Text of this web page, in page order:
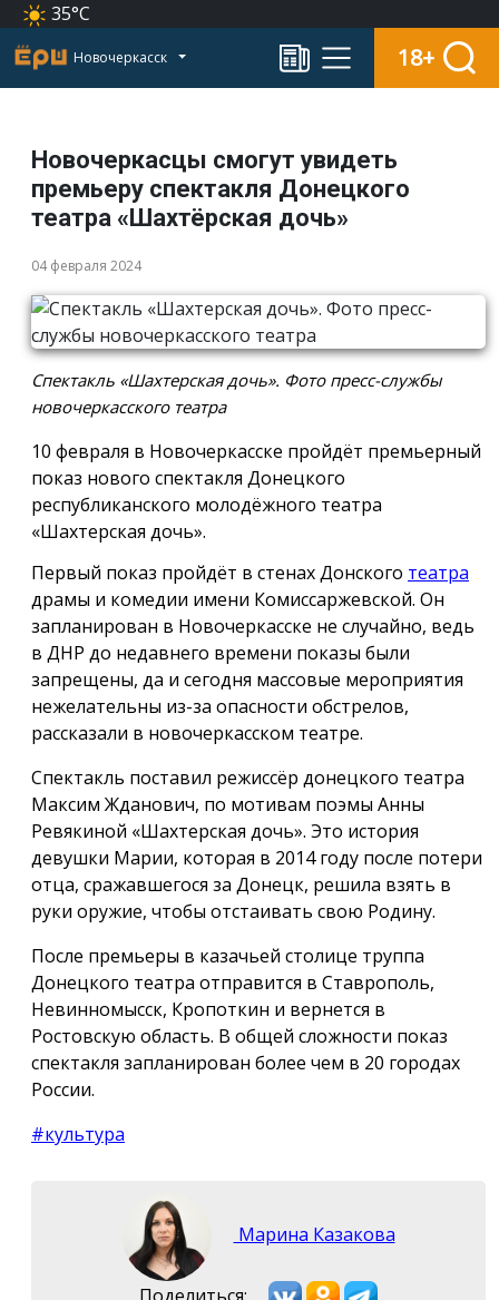
35°C
Новочеркасск 18+
Новочеркасцы смогут увидеть
премьеру спектакля Донецкого
театра «Шахтёрская дочь»
04 февраля 2024
Спектакль «Шахтерская дочь». Фото пресс-службы
новочеркасского театра
10 февраля в Новочеркасске пройдёт премьерный
показ нового спектакля Донецкого
республиканского молодёжного театра
«Шахтерская дочь».
Первый показ пройдёт в стенах Донского театра
драмы и комедии имени Комиссаржевской. Он
запланирован в Новочеркасске не случайно, ведь
в ДНР до недавнего времени показы были
запрещены, да и сегодня массовые мероприятия
нежелательны из-за опасности обстрелов,
рассказали в новочеркасском театре.
Спектакль поставил режиссёр донецкого театра
Максим Жданович, по мотивам поэмы Анны
Ревякиной «Шахтерская дочь». Это история
девушки Марии, которая в 2014 году после потери
отца, сражавшегося за Донецк, решила взять в
руки оружие, чтобы отстаивать свою Родину.
После премьеры в казачьей столице труппа
Донецкого театра отправится в Ставрополь,
Невинномысск, Кропоткин и вернется в
Ростовскую область. В общей сложности показ
спектакля запланирован более чем в 20 городах
России.
#культура
Марина Казакова